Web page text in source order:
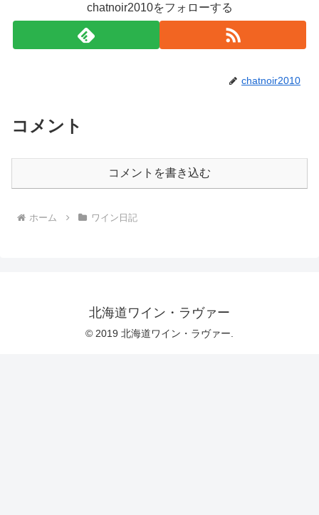
chatnoir2010をフォローする
chatnoir2010
コメント
コメントを書き込む
ホーム ワイン日記
北海道ワイン・ラヴァー
© 2019 北海道ワイン・ラヴァー.